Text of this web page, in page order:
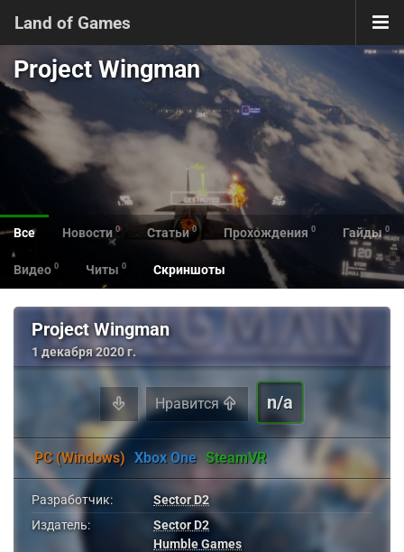
Land of Games
Project Wingman
Все Новости 0 Статьи 0 Прохождения 0 Гайды 0
Видео 0 Читы 0 Скриншоты
Project Wingman
1 декабря 2020 г.
Нравится n/a
PC (Windows) Xbox One SteamVR
Разработчик:
Sector D2
Издатель:
Sector D2
Humble Games